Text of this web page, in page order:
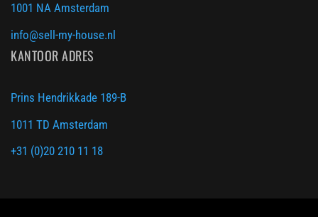
1001 NA Amsterdam
info@sell-my-house.nl
KANTOOR ADRES
Prins Hendrikkade 189-B
1011 TD Amsterdam
+31 (0)20 210 11 18